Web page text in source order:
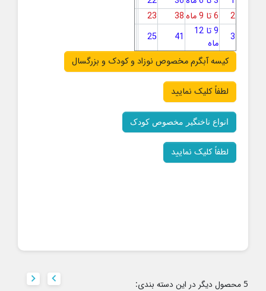
2
6 تا 9 ماه 38
23
3
9 تا 12
ماه
41
25
کیسه آبگرم مخصوص نوزاد و کودک و بزرگسال
لطفاً کلیک نمایید
انواع ناخنگیر مخصوص کودک
لطفاً کلیک نمایید
5 محصول دیگر در این دسته بندی: 
